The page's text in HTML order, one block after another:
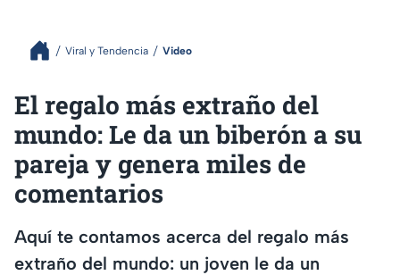
Viral y Tendencia Video
El regalo más extraño del
mundo: Le da un biberón a su
pareja y genera miles de
comentarios
Aquí te contamos acerca del regalo más
extraño del mundo: un joven le da un